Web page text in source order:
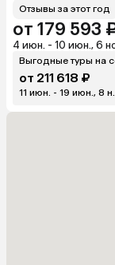
Отзывы за этот год
от 179 593
4 июн. - 10 июн., 6
Выгодные туры на
от 211 618 ₽
11 июн. - 19 июн., 8 н.